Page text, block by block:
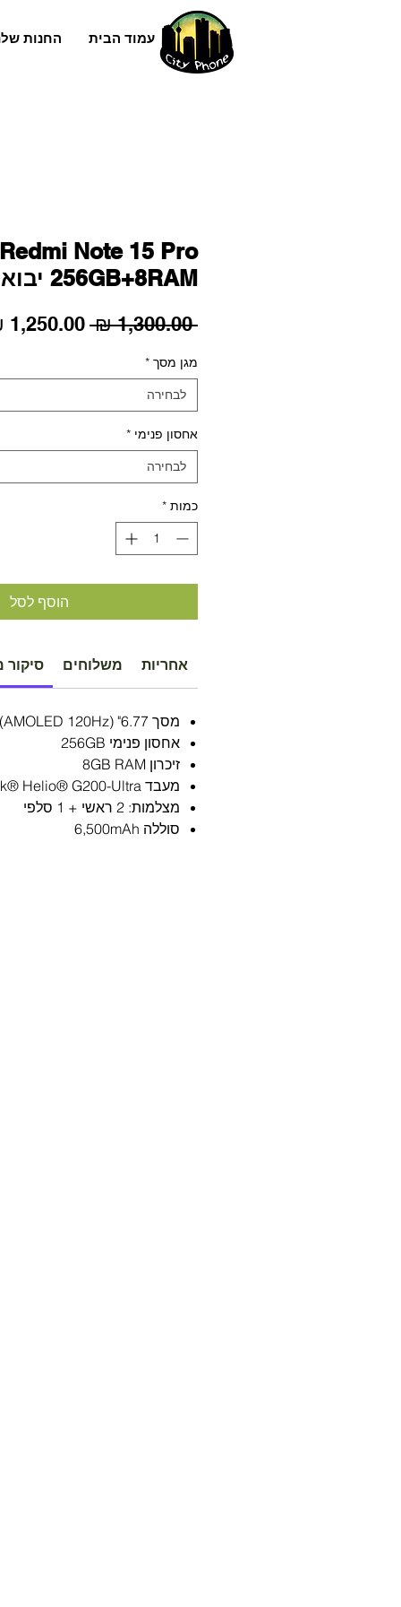
עמוד הבית החנות
Note 15 Pro
256GB+8RAM יבואן רשמי
‏1,300.00 ‏₪
מחיר
מגן מסך *
לבחירה
אחסון פנימי *
לבחירה
כמות *
הוסף לסל
סיקור משלוחים אחריות
מסך 6.77" (AMOLED 120Hz)
אחסון פנימי 256GB
זיכרון 8GB RAM
מעבד MediaTek® Helio® G200-Ultra
מצלמות: 2 ראשי + 1 סלפי
סוללה 6,500mAh